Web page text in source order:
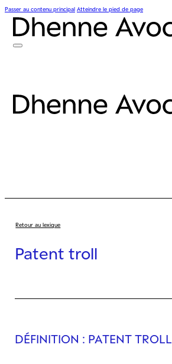
Passer au contenu principal Atteindre le pied de page
Retour au lexique
Patent troll
DÉFINITION : PATENT TROLL